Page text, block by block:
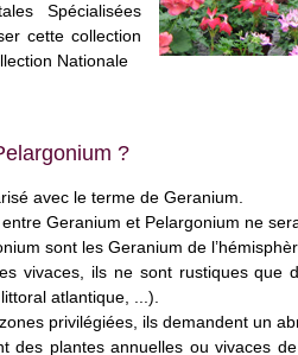
Spécialisées
cette collection
Nationale
?
avec le terme de Geranium.
Geranium et Pelargonium ne
sont les Geranium de
vivaces, ils ne sont rustiques que
atlantique, ...).
privilégiées, ils demandent un
des plantes annuelles ou vivaces